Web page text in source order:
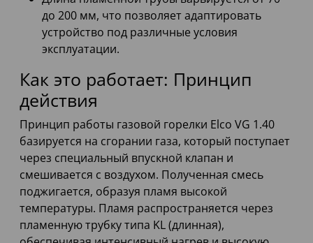
до 200 мм, что позволяет адаптировать
устройство под различные условия
эксплуатации.
Как это работает: Принцип
действия
Принцип работы газовой горелки Elco VG 1.40
базируется на сгорании газа, который поступает
через специальный впускной клапан и
смешивается с воздухом. Полученная смесь
поджигается, образуя пламя высокой
температуры. Пламя распространяется через
пламенную трубку типа KL (длинная),